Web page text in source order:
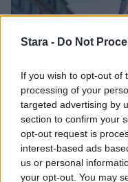
Stara - Do Not
If you wish to opt-out of
processing of your
targeted advertising by
section to confirm your
opt-out request is
interest-based ads
us or personal
your opt-out. You may
Viihdeuutiset